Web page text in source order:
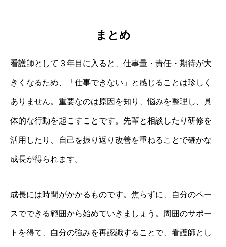
まとめ
看護師として３年目に入ると、仕事量・責任・期待が大
きくなるため、「仕事できない」と感じることは珍しく
ありません。重要なのは原因を知り、悩みを整理し、具
体的な行動を起こすことです。先輩と相談したり研修を
活用したり、自己を振り返り改善を重ねることで確かな
成長が得られます。
成長には時間がかかるものです。焦らずに、自分のペー
スでできる範囲から始めていきましょう。周囲のサポー
トを得て、自分の強みを再認識することで、看護師とし